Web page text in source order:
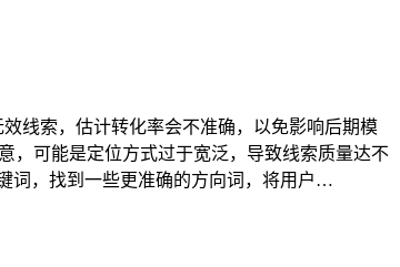
线索，估计转化率会不准确，以免影响后期模
，可能是定位方式过于宽泛，导致线索质量达不
词，找到一些更准确的方向词，将用户…